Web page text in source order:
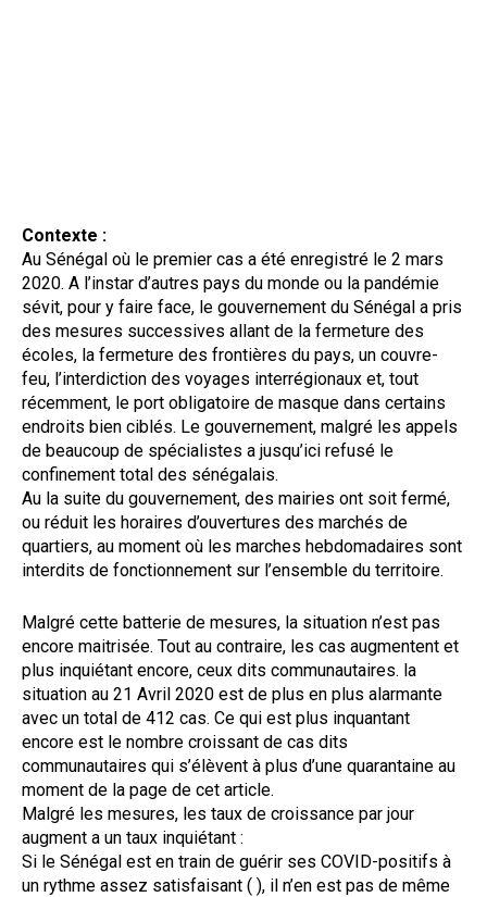
Contexte :
Au Sénégal où le premier cas a été enregistré le 2 mars
2020. A l’instar d’autres pays du monde ou la pandémie
sévit, pour y faire face, le gouvernement du Sénégal a pris
des mesures successives allant de la fermeture des
écoles, la fermeture des frontières du pays, un couvre-
feu, l’interdiction des voyages interrégionaux et, tout
récemment, le port obligatoire de masque dans certains
endroits bien ciblés. Le gouvernement, malgré les appels
de beaucoup de spécialistes a jusqu’ici refusé le
confinement total des sénégalais.
Au la suite du gouvernement, des mairies ont soit fermé,
ou réduit les horaires d’ouvertures des marchés de
quartiers, au moment où les marches hebdomadaires sont
interdits de fonctionnement sur l’ensemble du territoire.
Malgré cette batterie de mesures, la situation n’est pas
encore maitrisée. Tout au contraire, les cas augmentent et
plus inquiétant encore, ceux dits communautaires. la
situation au 21 Avril 2020 est de plus en plus alarmante
avec un total de 412 cas. Ce qui est plus inquantant
encore est le nombre croissant de cas dits
communautaires qui s’élèvent à plus d’une quarantaine au
moment de la page de cet article.
Malgré les mesures, les taux de croissance par jour
augment a un taux inquiétant :
Si le Sénégal est en train de guérir ses COVID-positifs à
un rythme assez satisfaisant ( ), il n’en est pas de même